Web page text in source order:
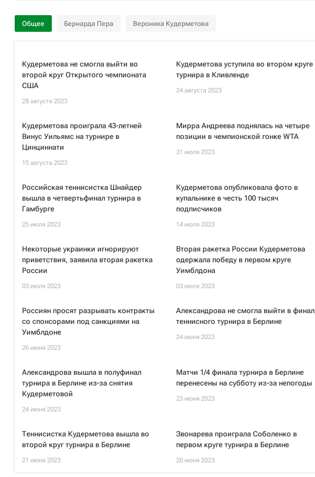
Общее Бернарда Пера Вероника Кудерметова
Кудерметова не смогла выйти во
второй круг Открытого чемпионата
США
28 августа 2023
Кудерметова уступила во втором круге
турнира в Кливленде
24 августа 2023
Кудерметова проиграла 43-летней
Винус Уильямс на турнире в
Цинциннати
15 августа 2023
Мирра Андреева поднялась на четыре
позиции в чемпионской гонке WTA
31 июля 2023
Российская теннисистка Шнайдер
вышла в четвертьфинал турнира в
Гамбурге
25 июля 2023
Кудерметова опубликовала фото в
купальнике в честь 100 тысяч
подписчиков
14 июля 2023
Некоторые украинки игнорируют
приветствия, заявила вторая ракетка
России
03 июля 2023
Вторая ракетка России Кудерметова
одержала победу в первом круге
Уимблдона
03 июля 2023
Россиян просят разрывать контракты
со спонсорами под санкциями на
Уимблдоне
26 июня 2023
Александрова не смогла выйти в финал
теннисного турнира в Берлине
24 июня 2023
Александрова вышла в полуфинал
турнира в Берлине из-за снятия
Кудерметовой
24 июня 2023
Матчи 1/4 финала турнира в Берлине
перенесены на субботу из-за непогоды
23 июня 2023
Теннисистка Кудерметова вышла во
второй круг турнира в Берлине
21 июня 2023
Звонарева проиграла Соболенко в
первом круге турнира в Берлине
20 июня 2023